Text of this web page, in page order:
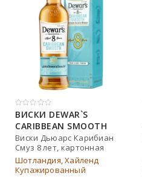
ВИСКИ DEWAR`S
CARIBBEAN SMOOTH
AGED 8 YO 40% IN BOX
(0,7L)
Виски Дьюарс Карибиан
Смуз 8 лет, картонная
коробка
Шотландия, Хайленд
Купажированный
Green spot
Old smuggler
Highland park
Выдержка
8 лет